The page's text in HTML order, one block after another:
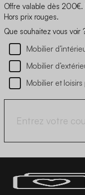
Offre valable dès 200€.
Hors prix rouges.
Que souhaitez vous voir
Mobilier
Mobilier
Mobilier et